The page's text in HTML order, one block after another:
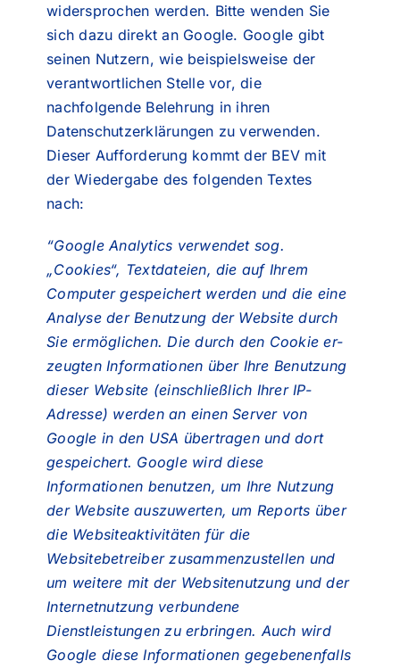
widersprochen werden. Bitte wenden Sie
sich dazu direkt an Google. Google gibt
seinen Nutzern, wie beispielsweise der
verantwortlichen Stelle vor, die
nachfolgende Belehrung in ihren
Datenschutzerklärungen zu verwenden.
Dieser Aufforderung kommt der BEV mit
der Wiedergabe des folgenden Textes
nach:
“Google Analytics verwendet sog.
„Cookies“, Textdateien, die auf Ihrem
Computer gespeichert werden und die eine
Analyse der Benutzung der Website durch
Sie ermöglichen. Die durch den Cookie er-
zeugten Informationen über Ihre Benutzung
dieser Website (einschließlich Ihrer IP-
Adresse) werden an einen Server von
Google in den USA übertragen und dort
gespeichert. Google wird diese
Informationen benutzen, um Ihre Nutzung
der Website auszuwerten, um Reports über
die Websiteaktivitäten für die
Websitebetreiber zusammenzustellen und
um weitere mit der Websitenutzung und der
Internetnutzung verbundene
Dienstleistungen zu erbringen. Auch wird
Google diese Informationen gegebenenfalls